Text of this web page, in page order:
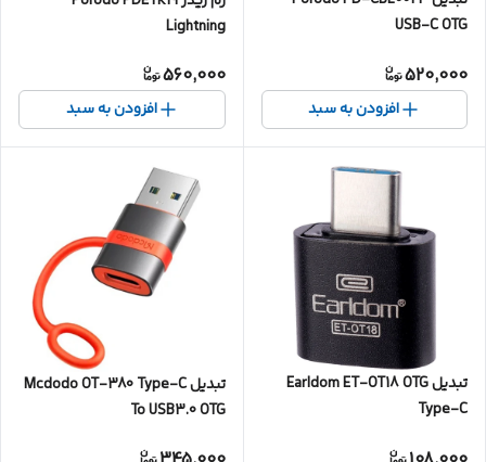
USB-C OTG
520,000
افزودن به سبد
Lightning
560,000
افزودن به سبد
تبدیل Earldom ET-OT18 OTG
Type-C
تبدیل Mcdodo OT-380 Type-C
To USB3.0 OTG